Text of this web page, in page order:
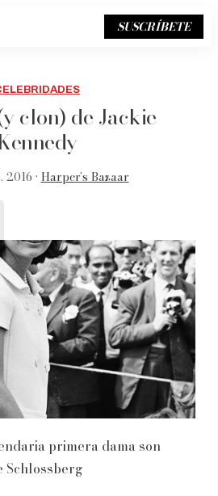
SUSCRÍBETE
clon) de Jackie
Kennedy
• Harper’s Bazaar
primera dama son
Schlossberg